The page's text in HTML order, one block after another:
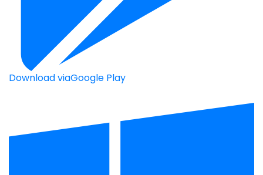
Download viaGoogle Play